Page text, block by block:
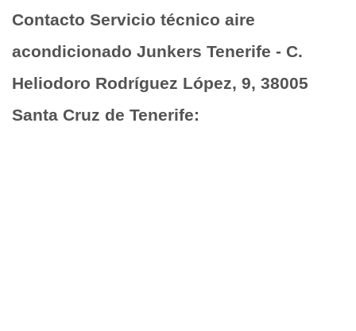
Contacto Servicio técnico aire
acondicionado Junkers Tenerife - C.
Heliodoro Rodríguez López, 9, 38005
Santa Cruz de Tenerife: